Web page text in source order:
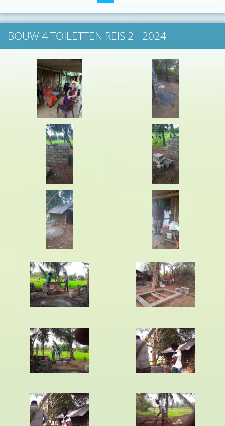
BOUW 4 TOILETTEN REIS 2 - 2024